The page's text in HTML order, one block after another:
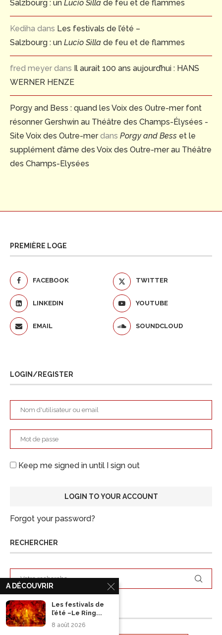
Salzbourg : un Lucio Silla de feu et de flammes
Kediha dans Les festivals de l’été –
Salzbourg : un Lucio Silla de feu et de flammes
fred meyer dans Il aurait 100 ans aujourd’hui : HANS
WERNER HENZE
Porgy and Bess : quand les Voix des Outre-mer font
résonner Gershwin au Théâtre des Champs-Élysées -
Site Voix des Outre-merdans Porgy and Bess et le
supplément d’âme des Voix des Outre-mer au Théâtre
des Champs-Elysées
PREMIÈRE LOGE
FACEBOOK TWITTER
LINKEDIN YOUTUBE
EMAIL SOUNDCLOUD
LOGIN/REGISTER
Keep me signed in until I sign out
Forgot your password?
RECHERCHER
ARCHIVES
A DÉCOUVRIR
Les festivals de
l’été –Le Ring...
8 août 2026